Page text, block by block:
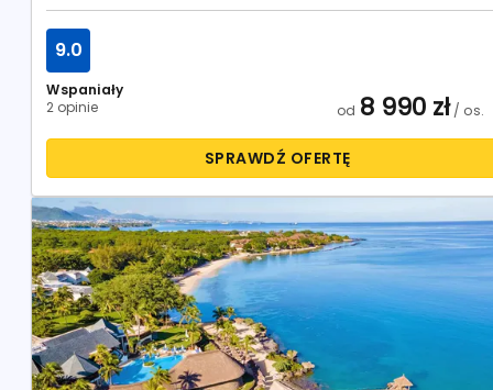
Wspaniały
2 opinie
9.0
od 8 990 zł/ os.
SPRAWDŹ OFERTĘ